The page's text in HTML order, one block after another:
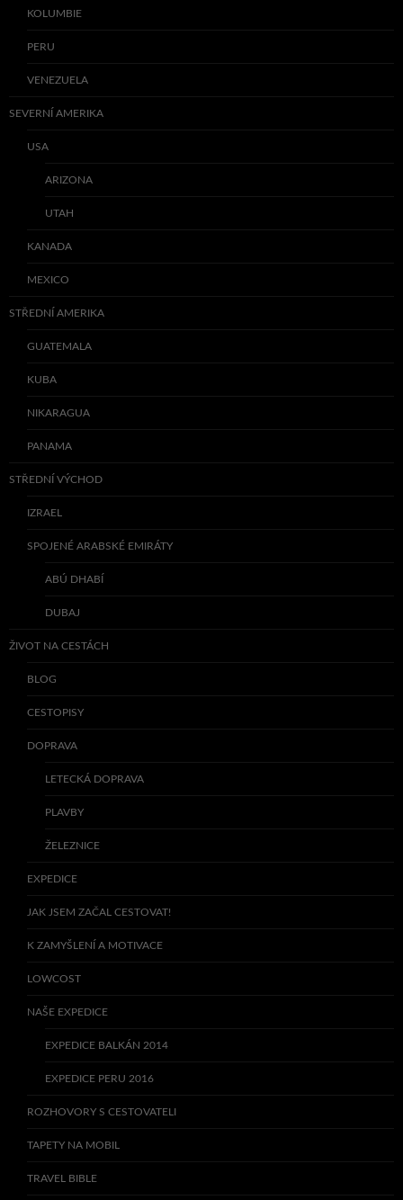
KOLUMBIE
PERU
VENEZUELA
SEVERNÍ AMERIKA
USA
ARIZONA
UTAH
KANADA
MEXICO
STŘEDNÍ AMERIKA
GUATEMALA
KUBA
NIKARAGUA
PANAMA
STŘEDNÍ VÝCHOD
IZRAEL
SPOJENÉ ARABSKÉ EMIRÁTY
ABÚ DHABÍ
DUBAJ
ŽIVOT NA CESTÁCH
BLOG
CESTOPISY
DOPRAVA
LETECKÁ DOPRAVA
PLAVBY
ŽELEZNICE
EXPEDICE
JAK JSEM ZAČAL CESTOVAT!
K ZAMYŠLENÍ A MOTIVACE
LOWCOST
NAŠE EXPEDICE
EXPEDICE BALKÁN 2014
EXPEDICE PERU 2016
ROZHOVORY S CESTOVATELI
TAPETY NA MOBIL
TRAVEL BIBLE